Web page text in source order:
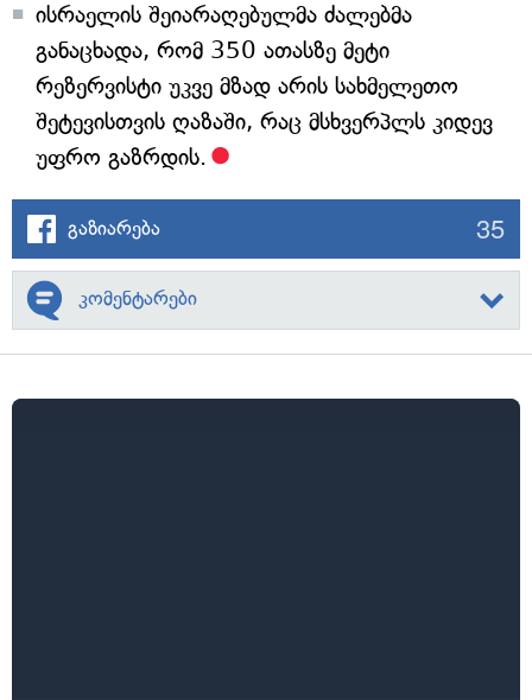
ისრაელის შეიარაღებულმა ძალებმა
განაცხადა, რომ 350 ათასზე მეტი
რეზერვისტი უკვე მზად არის სახმელეთო
შეტევისთვის ღაზაში, რაც მსხვერპლს კიდევ
უფრო გაზრდის.
გაზიარება 35
კომენტარები